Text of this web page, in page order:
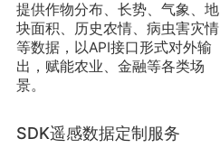
提供作物分布、长势、气象、地
块面积、历史农情、病虫害灾情
等数据，以API接口形式对外输
出，赋能农业、金融等各类场
景。
SDK遥感数据定制服务